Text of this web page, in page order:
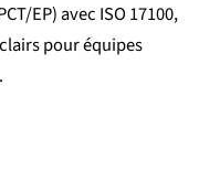
EP) avec ISO 17100,
pour équipes